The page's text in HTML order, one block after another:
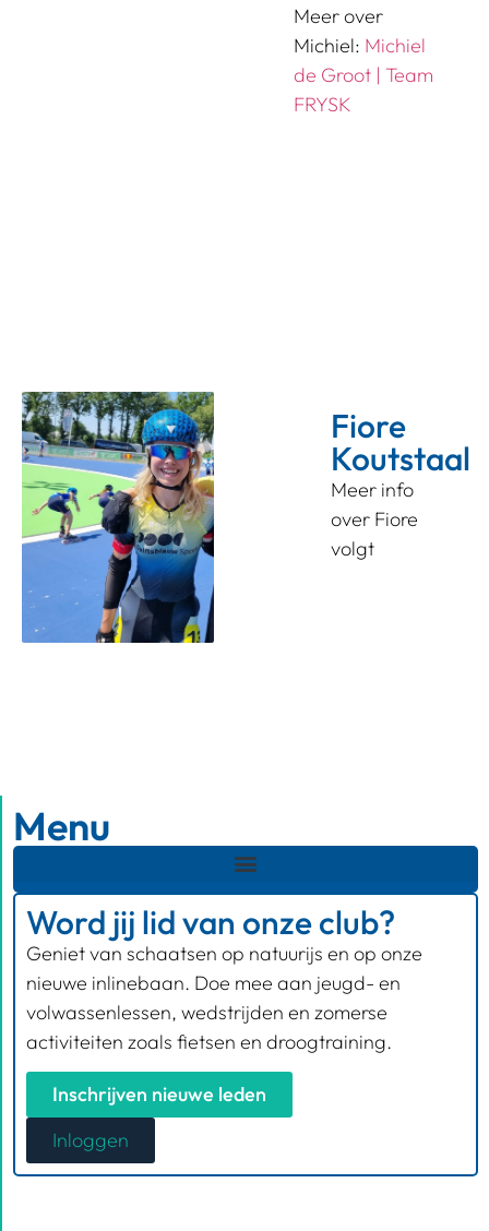
Meer over
Michiel: Michiel
de Groot | Team
FRYSK
Fiore
Koutstaal
Meer info
over Fiore
volgt
Menu
Word jij lid van onze club?
Geniet van schaatsen op natuurijs en op onze
nieuwe inlinebaan. Doe mee aan jeugd- en
volwassenlessen, wedstrijden en zomerse
activiteiten zoals fietsen en droogtraining.
Inschrijven nieuwe leden
Inloggen